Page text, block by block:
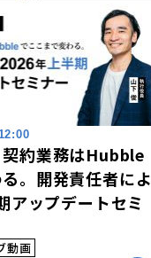
契約業務はHubble
。開発責任者によ
アップデートセミ
動画